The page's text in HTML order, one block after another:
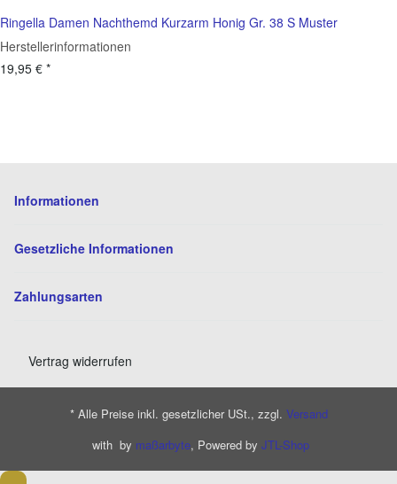
Ringella Damen Nachthemd Kurzarm Honig Gr. 38 S Muster
Herstellerinformationen
19,95 € *
Informationen
Gesetzliche Informationen
Zahlungsarten
Vertrag widerrufen
* Alle Preise inkl. gesetzlicher USt., zzgl. Versand
with by maßarbyte, Powered by JTL-Shop